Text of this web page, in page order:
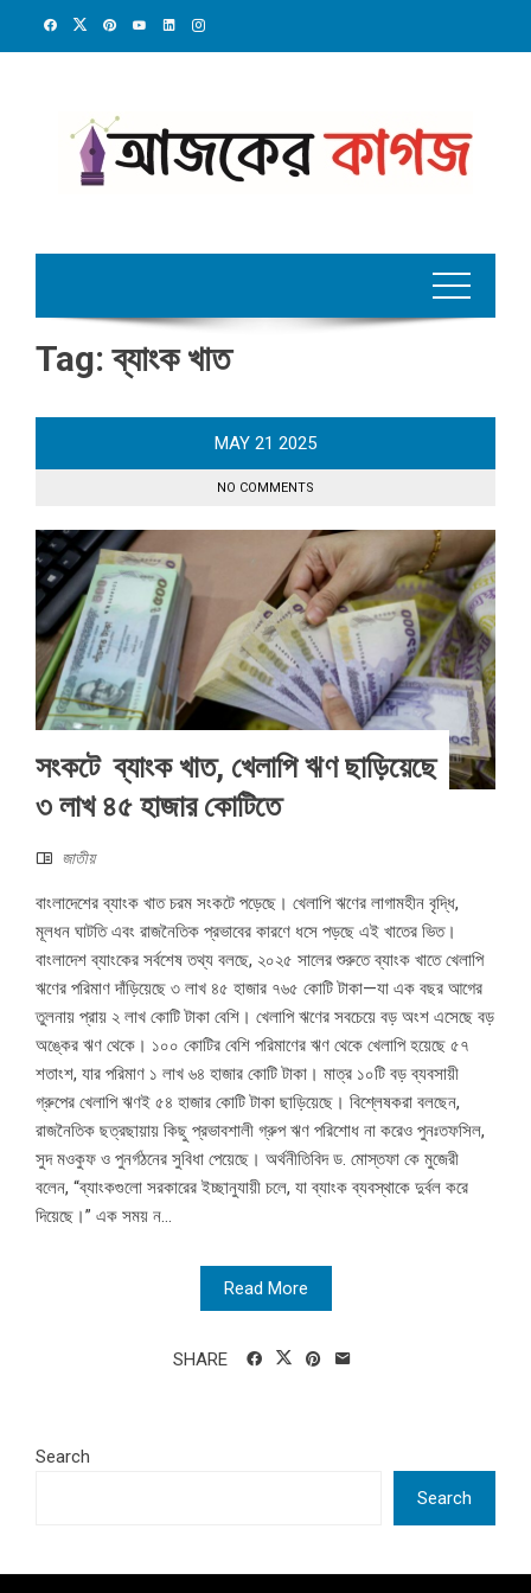
Tag:ব্যাংক খাত
MAY 21 2025
NO COMMENTS
সংকটে ব্যাংক খাত, খেলাপি ঋণ ছাড়িয়েছে
৩ লাখ ৪৫ হাজার কোটিতে
জাতীয়
বাংলাদেশের ব্যাংক খাত চরম সংকটে পড়েছে। খেলাপি ঋণের লাগামহীন বৃদ্ধি,
মূলধন ঘাটতি এবং রাজনৈতিক প্রভাবের কারণে ধসে পড়ছে এই খাতের ভিত।
বাংলাদেশ ব্যাংকের সর্বশেষ তথ্য বলছে, ২০২৫ সালের শুরুতে ব্যাংক খাতে খেলাপি
ঋণের পরিমাণ দাঁড়িয়েছে ৩ লাখ ৪৫ হাজার ৭৬৫ কোটি টাকা—যা এক বছর আগের
তুলনায় প্রায় ২ লাখ কোটি টাকা বেশি। খেলাপি ঋণের সবচেয়ে বড় অংশ এসেছে বড়
অঙ্কের ঋণ থেকে। ১০০ কোটির বেশি পরিমাণের ঋণ থেকে খেলাপি হয়েছে ৫৭
শতাংশ, যার পরিমাণ ১ লাখ ৬৪ হাজার কোটি টাকা। মাত্র ১০টি বড় ব্যবসায়ী
গ্রুপের খেলাপি ঋণই ৫৪ হাজার কোটি টাকা ছাড়িয়েছে। বিশ্লেষকরা বলছেন,
রাজনৈতিক ছত্রছায়ায় কিছু প্রভাবশালী গ্রুপ ঋণ পরিশোধ না করেও পুনঃতফসিল,
সুদ মওকুফ ও পুনর্গঠনের সুবিধা পেয়েছে। অর্থনীতিবিদ ড. মোস্তফা কে মুজেরী
বলেন, “ব্যাংকগুলো সরকারের ইচ্ছানুযায়ী চলে, যা ব্যাংক ব্যবস্থাকে দুর্বল করে
দিয়েছে।” এক সময় ন...
Read More
SHARE
Search
Search